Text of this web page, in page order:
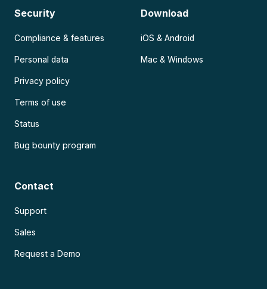
Security
Compliance & features
Personal data
Privacy policy
Terms of use
Status
Bug bounty program
Download
iOS & Android
Mac & Windows
Contact
Support
Sales
Request a Demo